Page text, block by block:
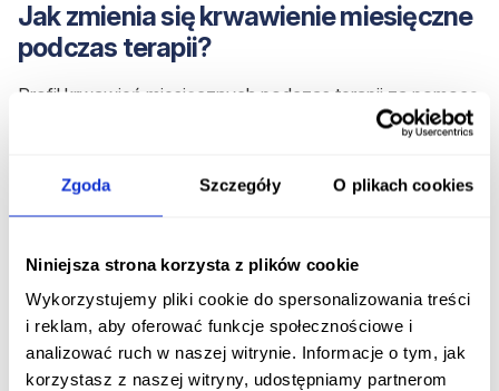
Zgoda Szczegóły O plikach cookies
Niniejsza strona korzysta z plików cookie
Wykorzystujemy pliki cookie do spersonalizowania treści
i reklam, aby oferować funkcje społecznościowe i
analizować ruch w naszej witrynie. Informacje o tym, jak
korzystasz z naszej witryny, udostępniamy partnerom
Jak zmienia się krwawienie miesięczne
podczas terapii?
Profil krwawień miesięcznych podczas terapii za pomocą
jednoskładnikowego preparatu antykoncepcyjnego
trwania leczenia. Szacuje się, że u około połowy kobiet
na początku terapii pojawiać się będzie
krwawienie z
czasem takie cykliczne krwawienia mogą zaniknąć
całkowicie.
Podczas terapii pojawiać się mogą również
nieregularne plamienialub krwawienia z pochwy. Jeśli
będą one nasilone, należy wykonać test ciążowy,